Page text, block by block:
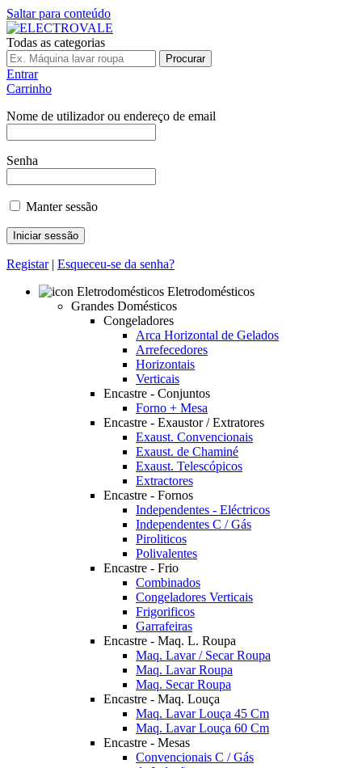
Saltar para conteúdo
Todas as categorias
Procurar
Entrar
Carrinho
Nome de utilizador ou endereço de email
Senha
Manter sessão
Registar| Esqueceu-se da senha?
Eletrodomésticos
Grandes Domésticos
Congeladores
Arca Horizontal de Gelados
Arrefecedores
Horizontais
Verticais
Encastre - Conjuntos
Forno + Mesa
Encastre - Exaustor / Extratores
Exaust. Convencionais
Exaust. de Chaminé
Exaust. Telescópicos
Extractores
Encastre - Fornos
Independentes - Eléctricos
Independentes C / Gás
Piroliticos
Polivalentes
Encastre - Frio
Combinados
Congeladores Verticais
Frigorificos
Garrafeiras
Encastre - Maq. L. Roupa
Maq. Lavar / Secar Roupa
Maq. Lavar Roupa
Maq. Secar Roupa
Encastre - Maq. Louça
Maq. Lavar Louça 45 Cm
Maq. Lavar Louça 60 Cm
Encastre - Mesas
Convencionais C / Gás